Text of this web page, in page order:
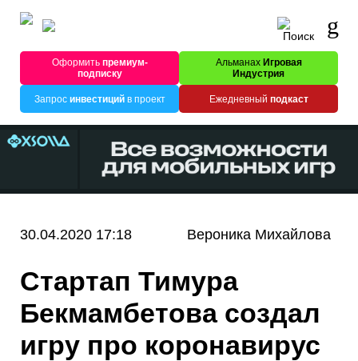
Оформитьпремиум-
подписку
Альманах Игровая
Индустрия
Запрос инвестицийв проект Ежедневный подкаст
30.04.2020 17:18 Вероника Михайлова
Стартап Тимура
Бекмамбетова создал
игру про коронавирус